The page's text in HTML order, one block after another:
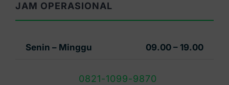
JAM OPERASIONAL
Senin – Minggu 09.00 – 19.00
0821-1099-9870